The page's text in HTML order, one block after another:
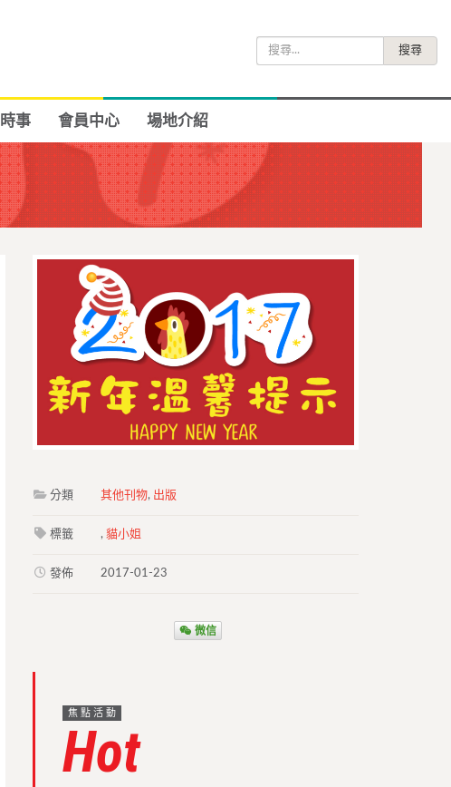
尋
時事 會員中心 場地介紹
分類 其他刊物, 出版
標籤 ,貓小姐
發佈 2017-01-23
微信
焦點活動
Hot